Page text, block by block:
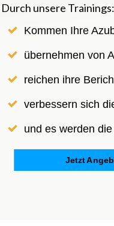
Durch unsere Trainings:
Kommen Ihre
übernehmen von
reichen ihre
verbessern sich
und es werden
Jetzt